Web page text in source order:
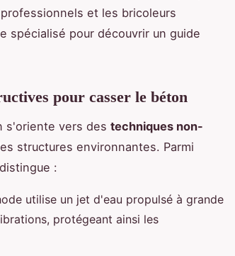
et les bricoleurs
spécialisé pour découvrir un guide
pour casser le béton
s'oriente vers des techniques non-
structures environnantes. Parmi
:
utilise un jet d'eau propulsé à grande
protégeant ainsi les